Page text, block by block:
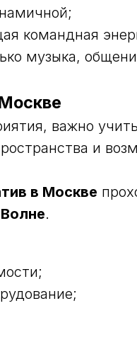
командная
музыка,
важно
и
в Москве
.